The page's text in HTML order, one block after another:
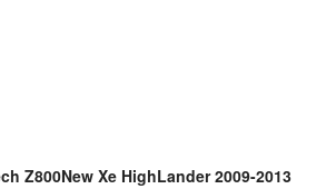
Z800New Xe HighLander 2009-2013